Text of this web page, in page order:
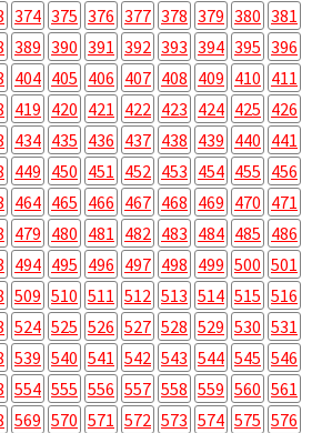
374 375 376 377 378 379 380 381
389 390 391 392 393 394 395 396
404 405 406 407 408 409 410 411
419 420 421 422 423 424 425 426
434 435 436 437 438 439 440 441
449 450 451 452 453 454 455 456
464 465 466 467 468 469 470 471
479 480 481 482 483 484 485 486
494 495 496 497 498 499 500 501
509 510 511 512 513 514 515 516
524 525 526 527 528 529 530 531
539 540 541 542 543 544 545 546
554 555 556 557 558 559 560 561
569 570 571 572 573 574 575 576